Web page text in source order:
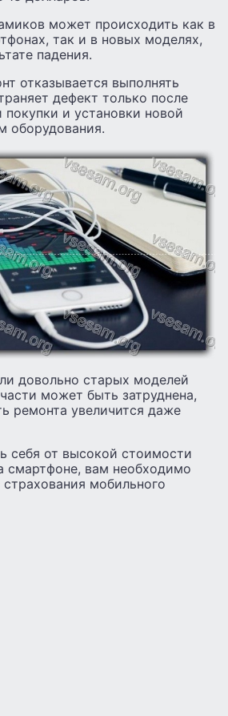
может происходить как в
так и в новых моделях,
падения.
отказывается выполнять
дефект только после
и установки новой
оборудования.
довольно старых моделей
может быть затруднена,
ремонта увеличится даже
себя от высокой стоимости
смартфоне, вам необходимо
мобильного